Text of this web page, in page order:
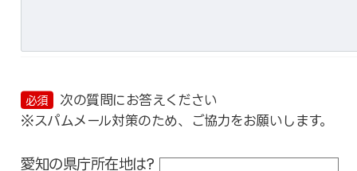
必須 次の質問にお答えください
※スパムメール対策のため、ご協力をお願いします。
愛知の県庁所在地は?